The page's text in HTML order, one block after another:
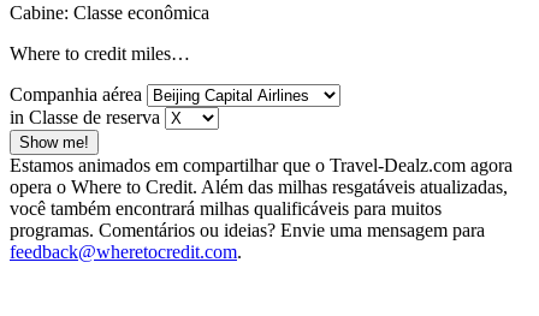
Cabine: Classe econômica
Where to credit miles…
Companhia aérea
in Classe de reserva
Show me!
Estamos animados em compartilhar que o Travel-Dealz.com agora
opera o Where to Credit. Além das milhas resgatáveis atualizadas,
você também encontrará milhas qualificáveis para muitos
programas. Comentários ou ideias? Envie uma mensagem para
feedback@wheretocredit.com.